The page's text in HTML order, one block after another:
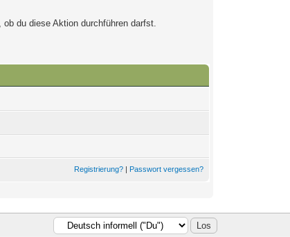
du diese Aktion durchführen darfst.
Registrierung? | Passwort vergessen?